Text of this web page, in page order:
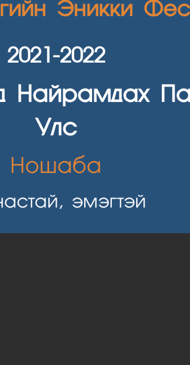
Эникки
2021-2022
Найрамдах
Улс
Ношаба
эмэгтэй